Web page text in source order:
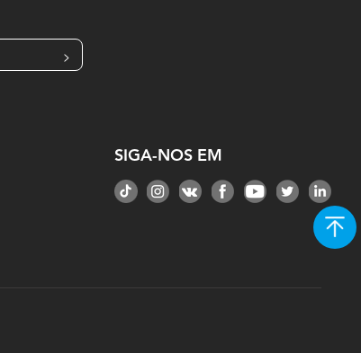
>
SIGA-NOS EM